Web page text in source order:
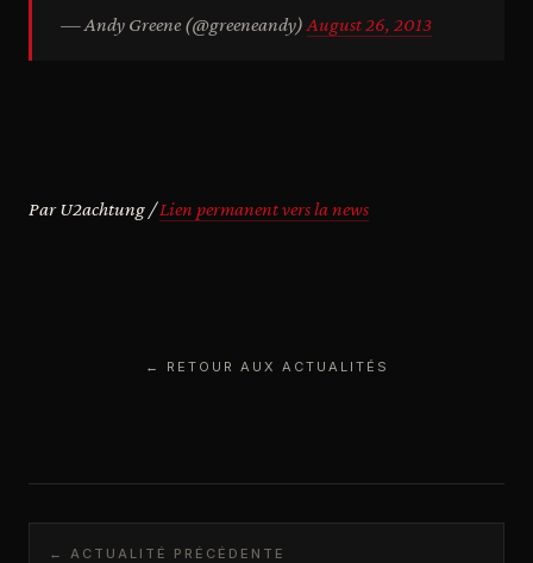
— Andy Greene (@greeneandy)August 26, 2013
Par U2achtung /Lien permanent vers la news
← RETOUR AUX ACTUALITÉS
← ACTUALITÉ PRÉCÉDENTE